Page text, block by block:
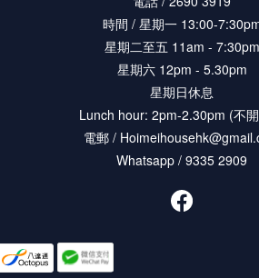
時間 / 星期一 13:00-
星期二至五 11am - 7:30pm
星期六 12pm - 5.30pm
星期日休息
Lunch hour: 2pm-2.30pm (不開
電郵 /
Whatsapp / 9335 2909